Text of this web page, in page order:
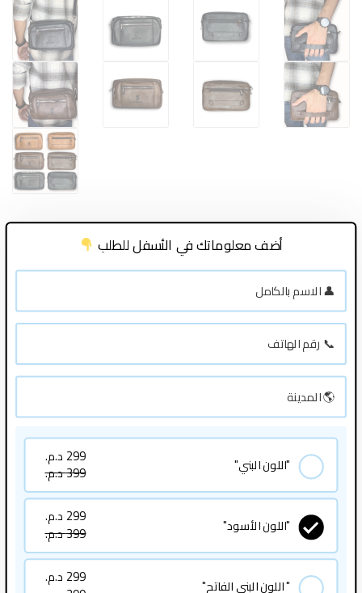
أضف معلوماتك في الأسفل للطلب
"اللون البني"
299 د.م.
399 د.م.
"اللون الأسود" 299 د.م.
399 د.م.
" اللون البني الفاتح" 299 د.م.